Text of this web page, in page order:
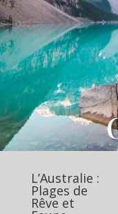
L’Australie :
Plages de
Rêve et